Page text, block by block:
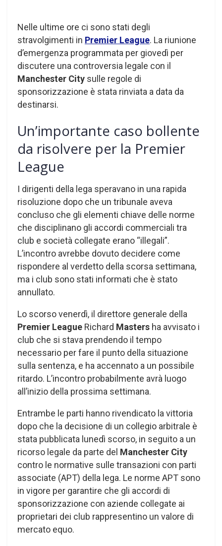
Nelle ultime ore ci sono stati degli
stravolgimenti in Premier League. La riunione
d’emergenza programmata per giovedì per
discutere una controversia legale con il
Manchester City sulle regole di
sponsorizzazione è stata rinviata a data da
destinarsi.
Un’importante caso bollente
da risolvere per la Premier
League
I dirigenti della lega speravano in una rapida
risoluzione dopo che un tribunale aveva
concluso che gli elementi chiave delle norme
che disciplinano gli accordi commerciali tra
club e società collegate erano “illegali”.
L’incontro avrebbe dovuto decidere come
rispondere al verdetto della scorsa settimana,
ma i club sono stati informati che è stato
annullato.
Lo scorso venerdì, il direttore generale della
Premier League Richard Masters ha avvisato i
club che si stava prendendo il tempo
necessario per fare il punto della situazione
sulla sentenza, e ha accennato a un possibile
ritardo. L’incontro probabilmente avrà luogo
all’inizio della prossima settimana.
Entrambe le parti hanno rivendicato la vittoria
dopo che la decisione di un collegio arbitrale è
stata pubblicata lunedì scorso, in seguito a un
ricorso legale da parte del Manchester City
contro le normative sulle transazioni con parti
associate (APT) della lega. Le norme APT sono
in vigore per garantire che gli accordi di
sponsorizzazione con aziende collegate ai
proprietari dei club rappresentino un valore di
mercato equo.